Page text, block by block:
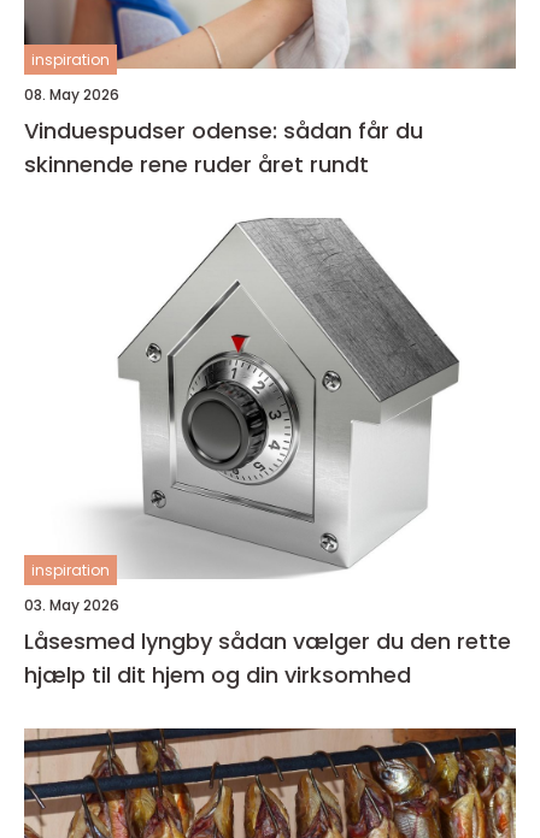
inspiration
08. May 2026
Vinduespudser odense: sådan får du
skinnende rene ruder året rundt
inspiration
03. May 2026
Låsesmed lyngby sådan vælger du den rette
hjælp til dit hjem og din virksomhed